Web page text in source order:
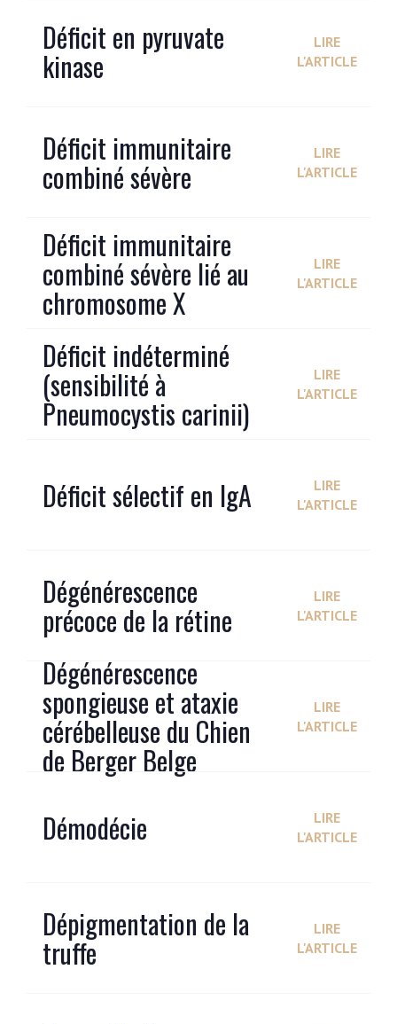
Déficit en pyruvate
kinase
LIRE
L'ARTICLE
Déficit immunitaire
combiné sévère
LIRE
L'ARTICLE
Déficit immunitaire
combiné sévère lié au
chromosome X
LIRE
L'ARTICLE
Déficit indéterminé
(sensibilité à
Pneumocystis carinii)
LIRE
L'ARTICLE
Déficit sélectif en IgA
LIRE
L'ARTICLE
Dégénérescence
précoce de la rétine
LIRE
L'ARTICLE
Dégénérescence
spongieuse et ataxie
cérébelleuse du Chien
de Berger Belge
LIRE
L'ARTICLE
Démodécie
LIRE
L'ARTICLE
Dépigmentation de la
truffe
LIRE
L'ARTICLE